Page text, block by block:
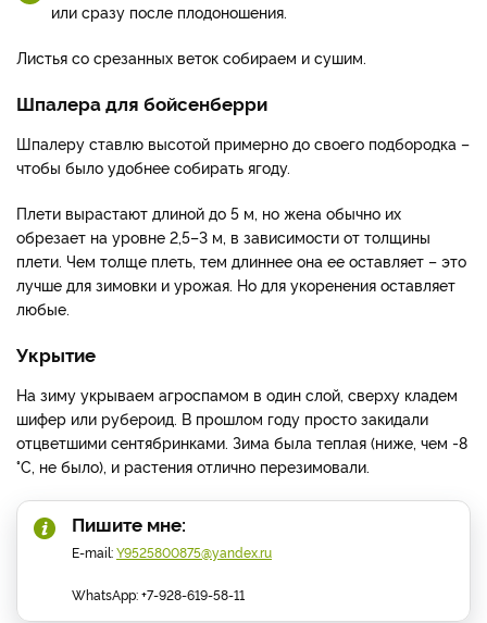
или сразу после плодоношения.
Листья со срезанных веток собираем и сушим.
Шпалера для бойсенберри
Шпалеру ставлю высотой примерно до своего подбородка –
чтобы было удобнее собирать ягоду.
Плети вырастают длиной до 5 м, но жена обычно их
обрезает на уровне 2,5–3 м, в зависимости от толщины
плети. Чем толще плеть, тем длиннее она ее оставляет – это
лучше для зимовки и урожая. Но для укоренения оставляет
любые.
Укрытие
На зиму укрываем агроспамом в один слой, сверху кладем
шифер или рубероид. В прошлом году просто закидали
отцветшими сентябринками. Зима была теплая (ниже, чем -8
°С, не было), и растения отлично перезимовали.
Пишите мне:
E-mail:Y9525800875@yandex.ru
WhatsApp: +7-928-619-58-11